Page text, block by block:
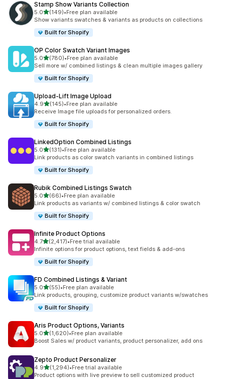
Stamp Show Variants Collection
5.0별 5개 중
(149)
총 리뷰 149개
•Free plan available
Show variants swatches & variants as products on collections
Built for Shopify
OP Color Swatch Variant Images
5.0별 5개 중
(780)
총 리뷰 780개
•Free plan available
Sell more w/ combined listings & clean multiple images gallery
Built for Shopify
Upload‑Lift Image Upload
4.9별 5개 중
(145)
총 리뷰 145개
•Free plan available
Receive Image file uploads for personalized orders.
Built for Shopify
LinkedOption Combined Listings
5.0별 5개 중
(131)
총 리뷰 131개
•Free plan available
Link products as color swatch variants in combined listings
Built for Shopify
Rubik Combined Listings Swatch
5.0별 5개 중
(66)
총 리뷰 66개
•Free plan available
Link products as variants w/ combined listings & color swatch
Built for Shopify
Infinite Product Options
4.7별 5개 중
(2,417)
총 리뷰 2417개
•Free trial available
Infinite options for product options, text fields & add-ons
Built for Shopify
FD Combined Listings & Variant
5.0별 5개 중
(55)
총 리뷰 55개
•Free plan available
Link products, grouping, customize product variants w/swatches
Built for Shopify
Aris Product Options, Variants
5.0별 5개 중
(1,620)
총 리뷰 1620개
•Free plan available
Boost Sales w/ product variants, product personalizer, add ons
Zepto Product Personalizer
4.9별 5개 중
(1,294)
총 리뷰 1294개
•Free trial available
Product options with live preview to sell customized product